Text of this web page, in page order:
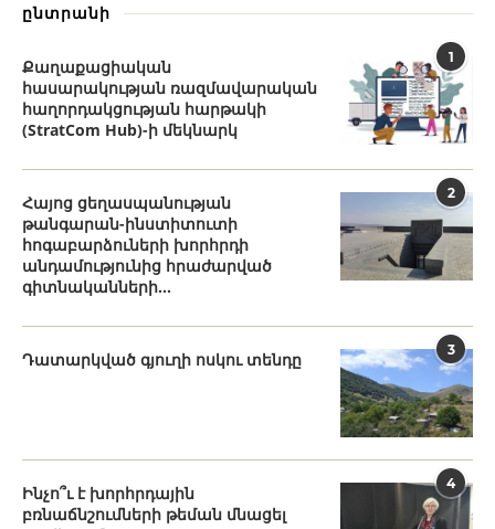
ընտրանի
1
Քաղաքացիական
հասարակության ռազմավարական
հաղորդակցության հարթակի
(StratCom Hub)-ի մեկնարկ
2
Հայոց ցեղասպանության
թանգարան-ինստիտուտի
հոգաբարձուների խորհրդի
անդամությունից հրաժարված
գիտնականների...
3
Դատարկված գյուղի ոսկու տենդը
4
Ինչո՞ւ է խորհրդային
բռնաճնշումների թեման մնացել